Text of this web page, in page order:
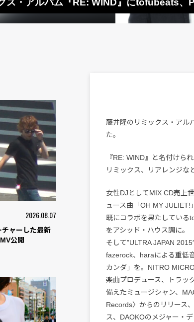
ス・アルバム『RE: WIND』にtofubeats
2026.08.07
ャーした最新
公開
藤井隆のリミックス・アル
た。
『RE: WIND』と名付けら
リミックス、リアレンジな
女性DJとしてMIX CD売上
ュース曲「OH MY
既にコラボを果たしている
をアシッド・ハウス調に。
そして”ULTRA JAPAN
fazerock、haraによる重低
カンダ」を。NITRO
楽曲プロデュース、トラッ
備えたミュージシャン、
Records〉からのリリース
ス、DAOKOのメジャー・